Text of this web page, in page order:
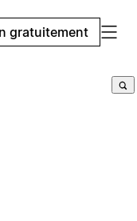
gratuitement